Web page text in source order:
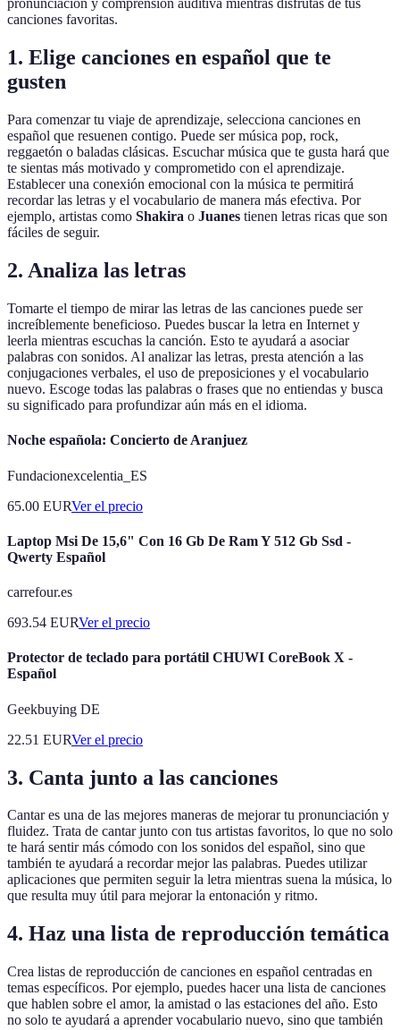
pronunciación y comprensión auditiva mientras disfrutas de tus
canciones favoritas.
1. Elige canciones en español que te
gusten
Para comenzar tu viaje de aprendizaje, selecciona canciones en
español que resuenen contigo. Puede ser música pop, rock,
reggaetón o baladas clásicas. Escuchar música que te gusta hará que
te sientas más motivado y comprometido con el aprendizaje.
Establecer una conexión emocional con la música te permitirá
recordar las letras y el vocabulario de manera más efectiva. Por
ejemplo, artistas como Shakira o Juanes tienen letras ricas que son
fáciles de seguir.
2. Analiza las letras
Tomarte el tiempo de mirar las letras de las canciones puede ser
increíblemente beneficioso. Puedes buscar la letra en Internet y
leerla mientras escuchas la canción. Esto te ayudará a asociar
palabras con sonidos. Al analizar las letras, presta atención a las
conjugaciones verbales, el uso de preposiciones y el vocabulario
nuevo. Escoge todas las palabras o frases que no entiendas y busca
su significado para profundizar aún más en el idioma.
Noche española: Concierto de Aranjuez
Fundacionexcelentia_ES
65.00 EURVer el precio
Laptop Msi De 15,6" Con 16 Gb De Ram Y 512 Gb Ssd -
Qwerty Español
carrefour.es
693.54 EURVer el precio
Protector de teclado para portátil CHUWI CoreBook X -
Español
Geekbuying DE
22.51 EURVer el precio
3. Canta junto a las canciones
Cantar es una de las mejores maneras de mejorar tu pronunciación y
fluidez. Trata de cantar junto con tus artistas favoritos, lo que no solo
te hará sentir más cómodo con los sonidos del español, sino que
también te ayudará a recordar mejor las palabras. Puedes utilizar
aplicaciones que permiten seguir la letra mientras suena la música, lo
que resulta muy útil para mejorar la entonación y ritmo.
4. Haz una lista de reproducción temática
Crea listas de reproducción de canciones en español centradas en
temas específicos. Por ejemplo, puedes hacer una lista de canciones
que hablen sobre el amor, la amistad o las estaciones del año. Esto
no solo te ayudará a aprender vocabulario nuevo, sino que también